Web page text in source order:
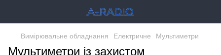
Вимірювальне обладнання Електричне Мультиметри
Мультиметри із захистом